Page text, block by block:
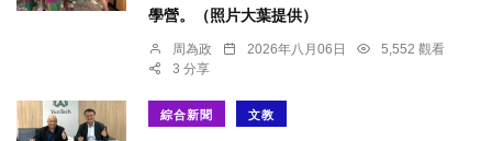
學營。（照片大葉提供）
周為政 2026年八月06日
5,552 觀看
3 分享
綜合新聞 文教